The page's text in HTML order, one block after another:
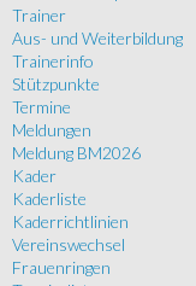
Trainer
Aus- und Weiterbildung
Trainerinfo
Stützpunkte
Termine
Meldungen
Meldung BM2026
Kader
Kaderliste
Kaderrichtlinien
Vereinswechsel
Frauenringen